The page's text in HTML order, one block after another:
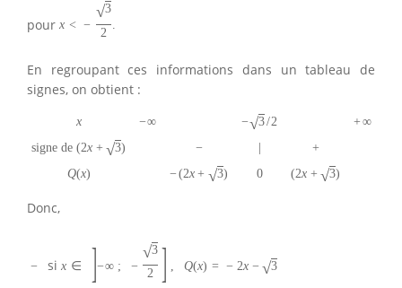
pour x < −
√3
2
.
En regroupant ces informations dans un tableau de
signes, on obtient :
x −∞ −√3/2 + ∞
signe de (2x + √3) −
+
Q(x) − (2x + √3) 0 (2x + √3)
Donc,
− six ∈ ]−∞ ; −
√3
2 ] Q(x) = − 2x − √3